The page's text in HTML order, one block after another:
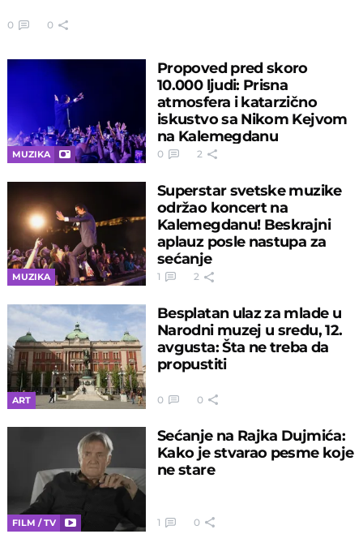
0 0
MUZIKA
Propoved pred skoro
10.000 ljudi: Prisna
atmosfera i katarzično
iskustvo sa Nikom Kejvom
na Kalemegdanu
0 2
MUZIKA
Superstar svetske muzike
održao koncert na
Kalemegdanu! Beskrajni
aplauz posle nastupa za
sećanje
1 2
ART
Besplatan ulaz za mlade u
Narodni muzej u sredu, 12.
avgusta: Šta ne treba da
propustiti
0 0
FILM / TV
Sećanje na Rajka Dujmića:
Kako je stvarao pesme koje
ne stare
1 0